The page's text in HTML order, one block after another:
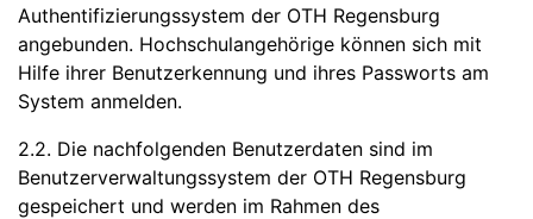
Authentifizierungssystem der OTH Regensburg
angebunden. Hochschulangehörige können sich mit
Hilfe ihrer Benutzerkennung und ihres Passworts am
System anmelden.
2.2. Die nachfolgenden Benutzerdaten sind im
Benutzerverwaltungssystem der OTH Regensburg
gespeichert und werden im Rahmen des